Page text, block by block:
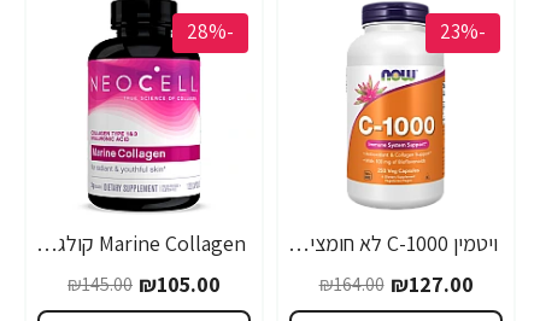
-23%
ויטמין C-1000 לא חומצי קומפלקס 250 כמוסות - מבית NOW FOODS
₪127.00
₪164.00
-28%
Marine Collagen קולגן דגים 120 כמוסות - מבית NEOCELL
₪105.00
₪145.00